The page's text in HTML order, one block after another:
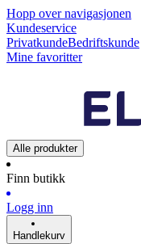
Hopp over navigasjonen
Kundeservice
PrivatkundeBedriftskunde
Mine favoritter
Alle produkter
Finn butikk
Logg inn
Handlekurv